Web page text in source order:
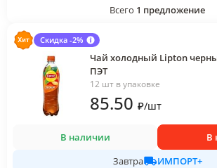
Всего 1 предложение
Скидка -2%
Чай холодный Lipton
ПЭТ
12 шт в упаковке
85.50 ₽/шт
В наличии
В
Завтра
ИМПОРТ+